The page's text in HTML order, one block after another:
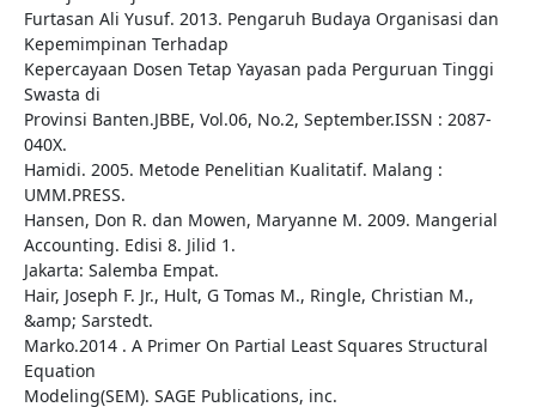
Furtasan Ali Yusuf. 2013. Pengaruh Budaya Organisasi dan
Kepemimpinan Terhadap
Kepercayaan Dosen Tetap Yayasan pada Perguruan Tinggi
Swasta di
Provinsi Banten.JBBE, Vol.06, No.2, September.ISSN : 2087-
040X.
Hamidi. 2005. Metode Penelitian Kualitatif. Malang :
UMM.PRESS.
Hansen, Don R. dan Mowen, Maryanne M. 2009. Mangerial
Accounting. Edisi 8. Jilid 1.
Jakarta: Salemba Empat.
Hair, Joseph F. Jr., Hult, G Tomas M., Ringle, Christian M.,
&amp; Sarstedt.
Marko.2014 . A Primer On Partial Least Squares Structural
Equation
Modeling(SEM). SAGE Publications, inc.